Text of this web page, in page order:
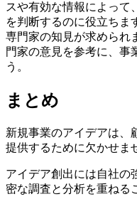
スや有効な情報によって
を判断するのに役立ちま
専門家の知見が求められ
門家の意見を参考に、事
う。
まとめ
新規事業のアイデアは、
提供するために欠かせま
アイデア創出には自社の
密な調査と分析を重ねる